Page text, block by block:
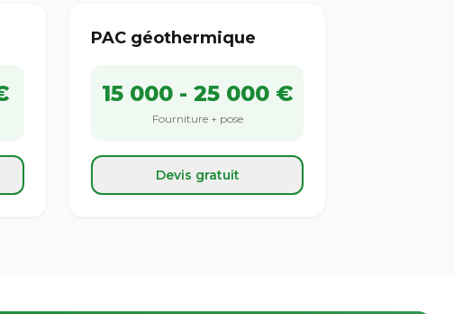
PAC géothermique
15 000 - 25 000 €
Fourniture + pose
Devis gratuit